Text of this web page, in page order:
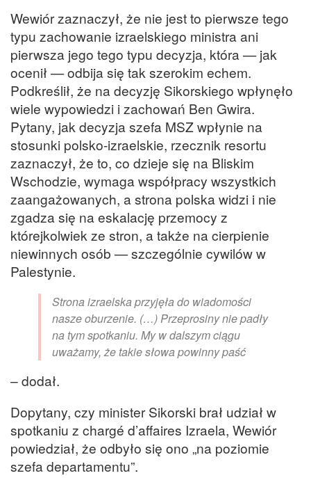
Wewiór zaznaczył, że nie jest to pierwsze tego
typu zachowanie izraelskiego ministra ani
pierwsza jego tego typu decyzja, która — jak
ocenił — odbija się tak szerokim echem.
Podkreślił, że na decyzję Sikorskiego wpłynęło
wiele wypowiedzi i zachowań Ben Gwira.
Pytany, jak decyzja szefa MSZ wpłynie na
stosunki polsko-izraelskie, rzecznik resortu
zaznaczył, że to, co dzieje się na Bliskim
Wschodzie, wymaga współpracy wszystkich
zaangażowanych, a strona polska widzi i nie
zgadza się na eskalację przemocy z
którejkolwiek ze stron, a także na cierpienie
niewinnych osób — szczególnie cywilów w
Palestynie.
Strona izraelska przyjęła do wiadomości
nasze oburzenie. (…) Przeprosiny nie padły
na tym spotkaniu. My w dalszym ciągu
uważamy, że takie słowa powinny paść
– dodał.
Dopytany, czy minister Sikorski brał udział w
spotkaniu z chargé d’affaires Izraela, Wewiór
powiedział, że odbyło się ono „na poziomie
szefa departamentu”.